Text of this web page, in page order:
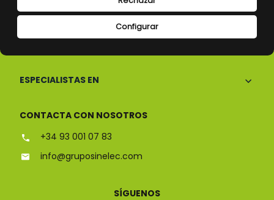
Configurar
ESPECIALISTAS EN
CONTACTA CON NOSOTROS
+34 93 001 07 83
info@gruposinelec.com
SÍGUENOS